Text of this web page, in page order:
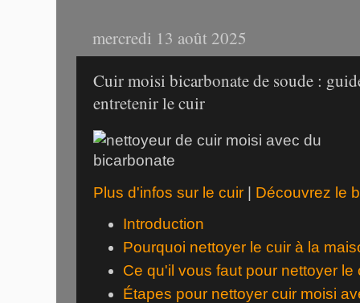
mercredi 13 août 2025
Cuir moisi bicarbonate de soude :
entretenir le cuir
Plus d'infos sur le cuir | Découvrez le
Introduction
Pourquoi nettoyer le cuir à la
Ce qu'il vous faut pour nettoyer le
Étapes pour nettoyer cuir moisi